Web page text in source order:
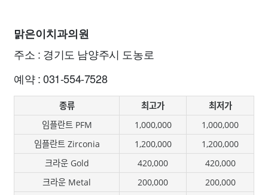
맑은이치과의원
주소 : 경기도 남양주시 도농로
예약 : 031-554-7528
종류 최고가
최저가
임플란트 PFM
1,000,000
1,000,000
임플란트 Zirconia
1,200,000
1,200,000
크라운 Gold
420,000
420,000
크라운 Metal
200,000
200,000